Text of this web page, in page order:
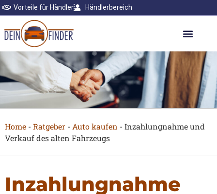
Vorteile für Händler Händlerbereich
Home - Ratgeber - Auto kaufen - Inzahlungnahme und
Verkauf des alten Fahrzeugs
Inzahlungnahme